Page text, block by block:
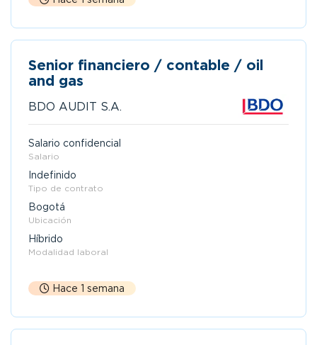
Senior financiero / contable / oil
and gas
BDO AUDIT S.A.
Salario confidencial
Salario
Indefinido
Tipo de contrato
Bogotá
Ubicación
Híbrido
Modalidad laboral
Hace 1 semana